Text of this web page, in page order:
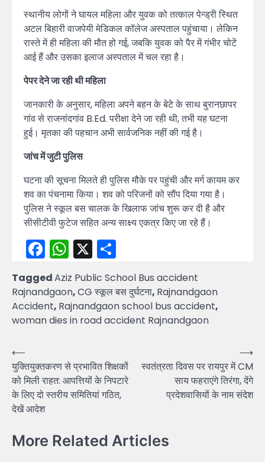
स्थानीय लोगों ने घायल महिला और युवक को तत्काल पेन्ड्री स्थित
अटल बिहारी वाजपेयी मेडिकल कॉलेज अस्पताल पहुंचाया। लेकिन
रास्ते में ही महिला की मौत हो गई, जबकि युवक को पैर में गंभीर चोटें
आई हैं और उसका इलाज अस्पताल में चल रहा है।
पेपर देने जा रही थी महिला
जानकारी के अनुसार, महिला अपने बहन के बेटे के साथ बुरानछापर
गांव से राजनांदगांव B.Ed. परीक्षा देने जा रही थी, तभी यह घटना
हुई। मृतका की पहचान अभी सार्वजनिक नहीं की गई है।
जांच में जुटी पुलिस
घटना की सूचना मिलते ही पुलिस मौके पर पहुंची और मर्ग कायम कर
शव का पंचनामा किया। शव को परिजनों को सौंप दिया गया है।
पुलिस ने स्कूल बस चालक के खिलाफ जांच शुरू कर दी है और
सीसीटीवी फुटेज सहित अन्य साक्ष्य एकत्र किए जा रहे हैं।
Facebook
WhatsApp
X
TaggedAziz Public School Bus accident
Rajnandgaon,CG स्कूल बस दुर्घटना, Rajnandgaon
Accident, Rajnandgaon school bus accident,
woman dies in road accident Rajnandgaon
Post
navigation
⟵
युक्तियुक्तकरण से प्रभावित शिक्षकों
को मिली राहत: आपत्तियों के निपटारे
के लिए दो स्तरीय समितियां गठित,
देखें आदेश
स्वतंत्रता दिवस पर रायपुर में CM
साय फहराएंगे तिरंगा, देंगे
प्रदेशवासियों के नाम संदेश
⟶
More Related Articles